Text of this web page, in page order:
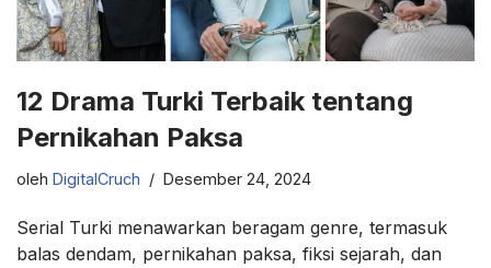
12 Drama Turki Terbaik tentang
Pernikahan Paksa
oleh DigitalCruch Desember 24, 2024
Serial Turki menawarkan beragam genre, termasuk
balas dendam, pernikahan paksa, fiksi sejarah, dan